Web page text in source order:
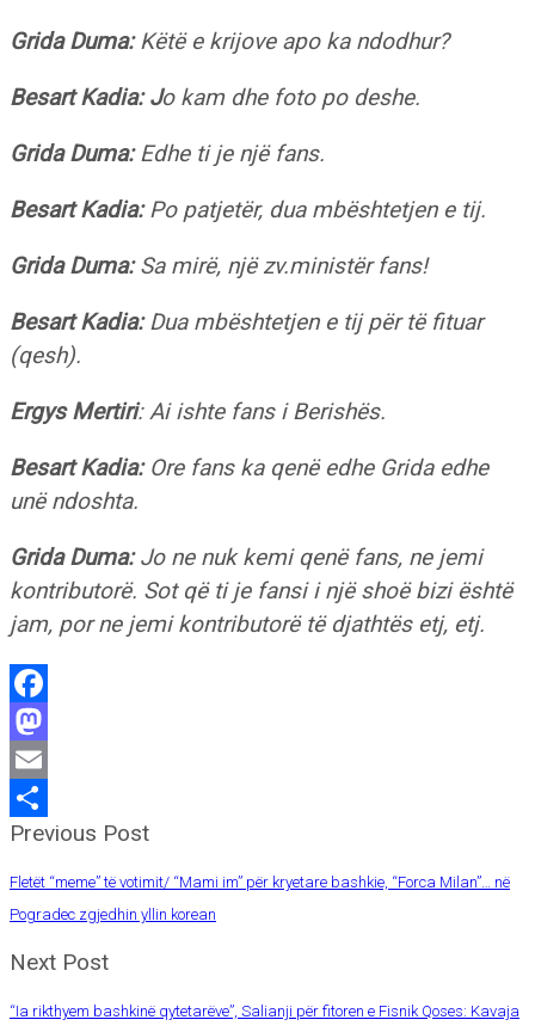
Grida Duma:Këtë e krijove apo ka ndodhur?
Besart Kadia: Jo kam dhe foto po deshe.
Grida Duma:Edhe ti je një fans.
Besart Kadia:Po patjetër, dua mbështetjen e tij.
Grida Duma:Sa mirë, një zv.ministër fans!
Besart Kadia:Dua mbështetjen e tij për të fituar
(qesh).
Ergys Mertiri: Ai ishte fans i Berishës.
Besart Kadia:Ore fans ka qenë edhe Grida edhe
unë ndoshta.
Grida Duma:Jo ne nuk kemi qenë fans, ne jemi
kontributorë. Sot që ti je fansi i një shoë bizi është
jam, por ne jemi kontributorë të djathtës etj, etj.
Facebook
Mastodon
Email
Share
Previous Post
Fletët “meme” të votimit/ “Mami im” për kryetare bashkie, “Forca Milan”… në
Pogradec zgjedhin yllin korean
Next Post
“Ia rikthyem bashkinë qytetarëve”, Salianji për fitoren e Fisnik Qoses: Kavaja